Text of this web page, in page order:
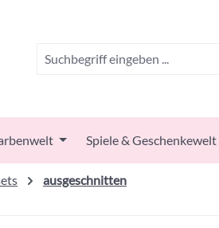
Spiele & Geschenkewelt
ausgeschnitten